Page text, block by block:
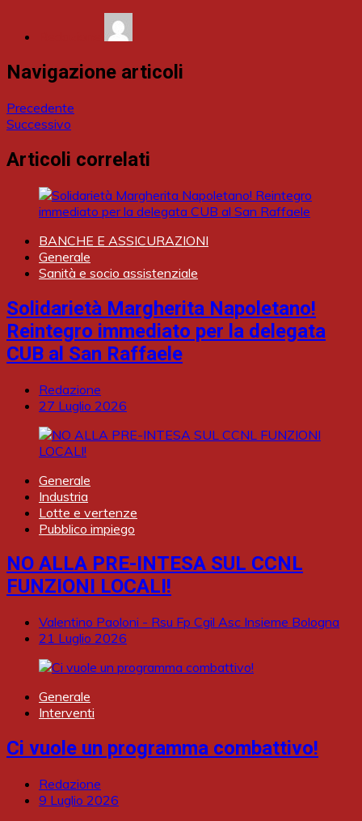
Navigazione articoli
Precedente
Successivo
Articoli correlati
BANCHE E ASSICURAZIONI
Generale
Sanità e socio assistenziale
Solidarietà Margherita Napoletano!
Reintegro immediato per la delegata
CUB al San Raffaele
Redazione
27 Luglio 2026
Generale
Industria
Lotte e vertenze
Pubblico impiego
NO ALLA PRE-INTESA SUL CCNL
FUNZIONI LOCALI!
Valentino Paoloni - Rsu Fp Cgil Asc Insieme Bologna
21 Luglio 2026
Generale
Interventi
Ci vuole un programma combattivo!
Redazione
9 Luglio 2026